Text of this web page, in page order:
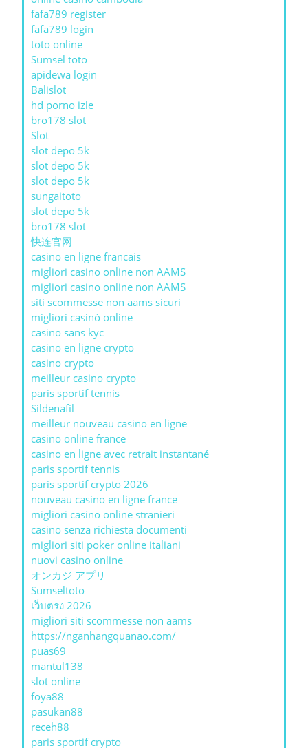
fafa789 register
fafa789 login
toto online
Sumsel toto
apidewa login
Balislot
hd porno izle
bro178 slot
Slot
slot depo 5k
slot depo 5k
slot depo 5k
sungaitoto
slot depo 5k
bro178 slot
快连官网
casino en ligne francais
migliori casino online non AAMS
migliori casino online non AAMS
siti scommesse non aams sicuri
migliori casinò online
casino sans kyc
casino en ligne crypto
casino crypto
meilleur casino crypto
paris sportif tennis
Sildenafil
meilleur nouveau casino en ligne
casino online france
casino en ligne avec retrait instantané
paris sportif tennis
paris sportif crypto 2026
nouveau casino en ligne france
migliori casino online stranieri
casino senza richiesta documenti
migliori siti poker online italiani
nuovi casino online
オンカジ アプリ
Sumseltoto
เว็บตรง 2026
migliori siti scommesse non aams
https://nganhangquanao.com/
puas69
mantul138
slot online
foya88
pasukan88
receh88
paris sportif crypto